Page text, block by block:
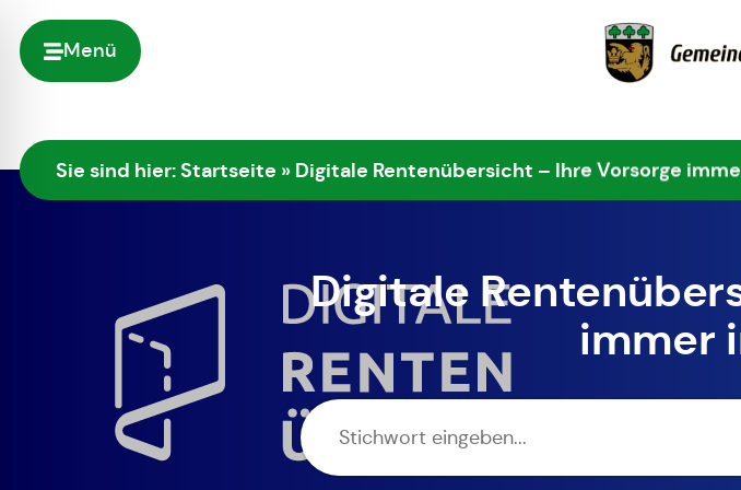
Menü
Sie sind hier:Startseite » Digitale Rentenübersicht – Ihre Vorsorge
Digitale
immer